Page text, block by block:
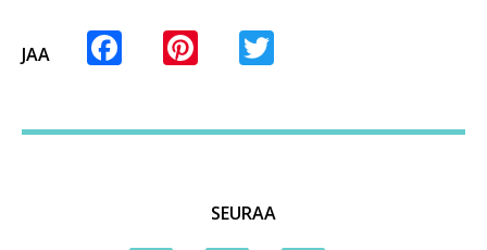
JAA Facebook
Pinterest
SEURAA